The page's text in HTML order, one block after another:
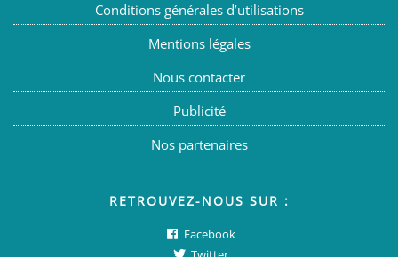
Conditions générales d’utilisations
Mentions légales
Nous contacter
Publicité
Nos partenaires
RETROUVEZ-NOUS SUR :
Facebook